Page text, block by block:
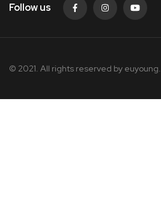
Follow us
© 2021. All rights reserved by euyoung.